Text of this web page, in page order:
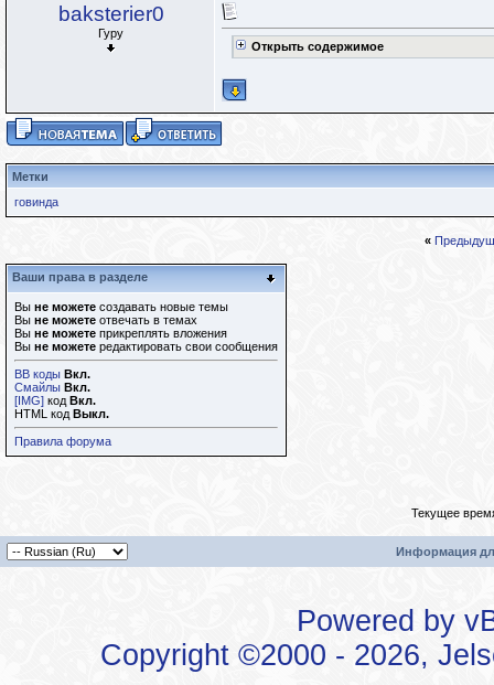
baksterier0
Гуру
Открыть содержимое
Метки
говинда
«
Ваши права в разделе
Вы не можете создавать новые темы
Вы не можете отвечать в темах
Вы не можете прикреплять вложения
Вы не можете редактировать свои сообщения
BB коды Вкл.
Смайлы Вкл.
[IMG] код Вкл.
HTML код Выкл.
Правила форума
Текущее
Информация
Powered by
Copyright ©2000 - 2026,